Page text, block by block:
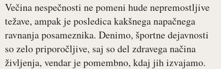
Večina nespečnosti ne pomeni hude nepremostljive
težave, ampak je posledica kakšnega napačnega
ravnanja posameznika. Denimo, športne dejavnosti
so zelo priporočljive, saj so del zdravega načina
življenja, vendar je pomembno, kdaj jih izvajamo.